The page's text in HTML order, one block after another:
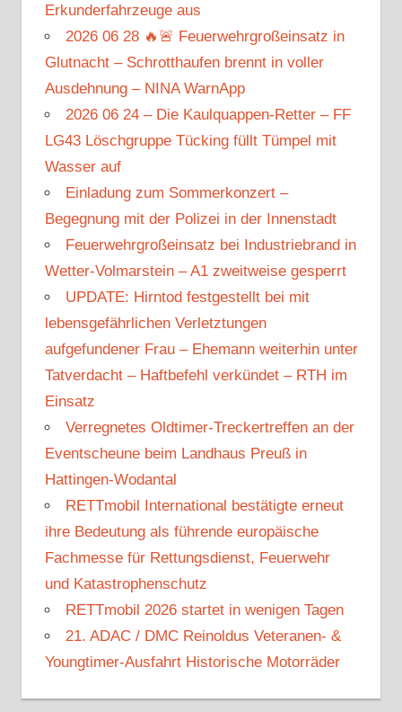
Erkunderfahrzeuge aus
2026 06 28 🔥🚨 Feuerwehrgroßeinsatz in
Glutnacht – Schrotthaufen brennt in voller
Ausdehnung – NINA WarnApp
2026 06 24 – Die Kaulquappen-Retter – FF
LG43 Löschgruppe Tücking füllt Tümpel mit
Wasser auf
Einladung zum Sommerkonzert –
Begegnung mit der Polizei in der Innenstadt
Feuerwehrgroßeinsatz bei Industriebrand in
Wetter-Volmarstein – A1 zweitweise gesperrt
UPDATE: Hirntod festgestellt bei mit
lebensgefährlichen Verletztungen
aufgefundener Frau – Ehemann weiterhin unter
Tatverdacht – Haftbefehl verkündet – RTH im
Einsatz
Verregnetes Oldtimer-Treckertreffen an der
Eventscheune beim Landhaus Preuß in
Hattingen-Wodantal
RETTmobil International bestätigte erneut
ihre Bedeutung als führende europäische
Fachmesse für Rettungsdienst, Feuerwehr
und Katastrophenschutz
RETTmobil 2026 startet in wenigen Tagen
21. ADAC / DMC Reinoldus Veteranen- &
Youngtimer-Ausfahrt Historische Motorräder